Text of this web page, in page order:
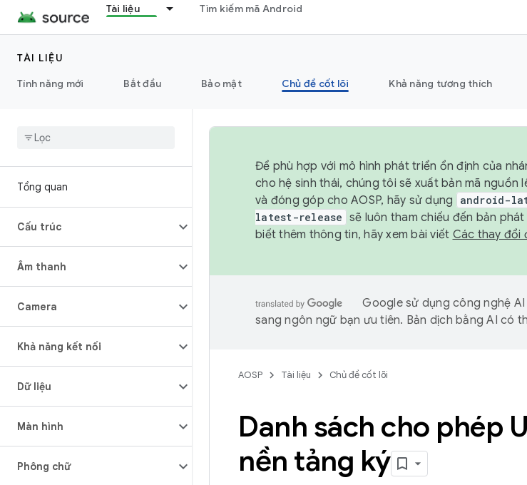
Tài liệu Tìm kiếm mã Android
TÀI LIỆU
Tính năng mới
Bắt đầu Bảo mật Chủ đề cốt lõi Khả năng tương thích
Tổng quan
Cấu trúc
Âm thanh
Camera
Khả năng kết nối
Dữ liệu
Màn hình
Phông chữ
Để phù hợp với mô hình phát triển ổn định của
cho hệ sinh thái, chúng tôi sẽ xuất bản mã nguồn
và đóng góp cho AOSP, hãy sử dụng
android-
latest-release sẽ luôn tham chiếu đến bản
biết thêm thông tin, hãy xem bài viết Các thay đổi
Google sử dụng công nghệ
sang ngôn ngữ bạn ưu tiên. Bản dịch bằng AI có
AOSP Tài liệu Chủ đề cốt lõi
Danh sách cho phép
nền tảng ký